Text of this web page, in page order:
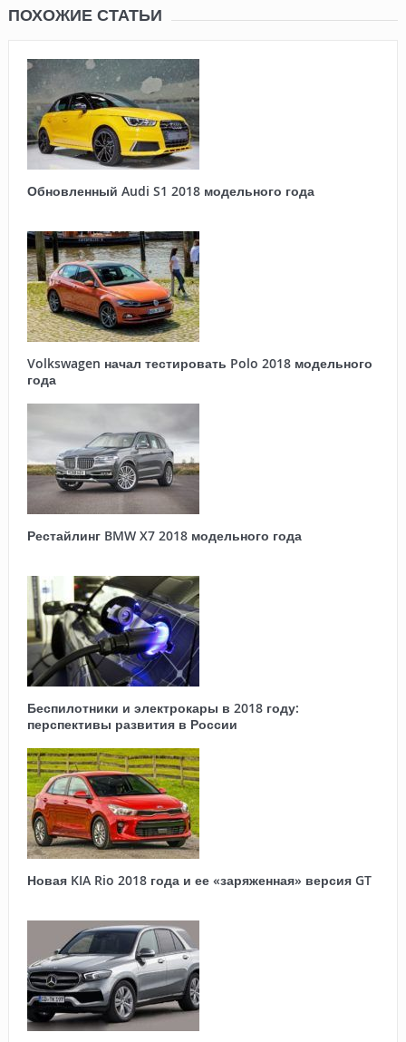
ПОХОЖИЕ СТАТЬИ
Обновленный Audi S1 2018 модельного года
Volkswagen начал тестировать Polo 2018 модельного
года
Рестайлинг BMW X7 2018 модельного года
Беспилотники и электрокары в 2018 году:
перспективы развития в России
Новая KIA Rio 2018 года и ее «заряженная» версия GT